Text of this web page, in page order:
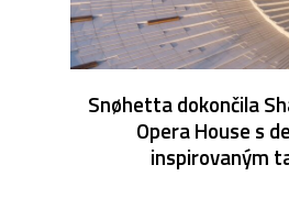
Snøhetta dokončila
Opera House s
inspirovaným